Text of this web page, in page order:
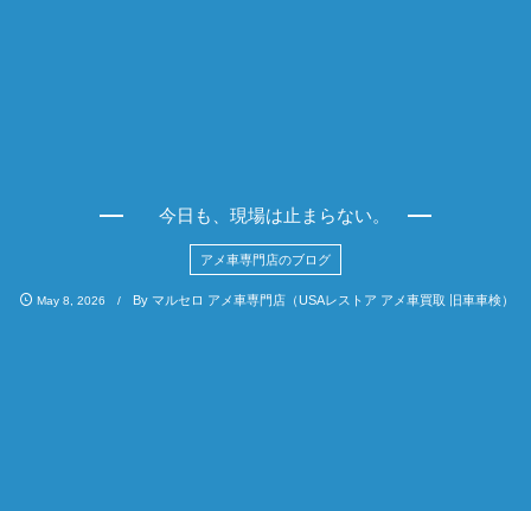
今日も、現場は止まらない。
アメ車専門店のブログ
May 8 2026 By マルセロ アメ車専門店（USAレストア アメ車買取 旧車車検）